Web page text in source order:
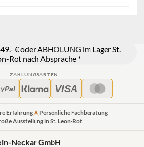
€ oder ABHOLUNG im Lager St.
Rot nach Absprache *
ZAHLUNGSARTEN:
VISA
Erfahrung
Persönliche Fachberatung
Ausstellung in St. Leon-Rot
Neckar GmbH